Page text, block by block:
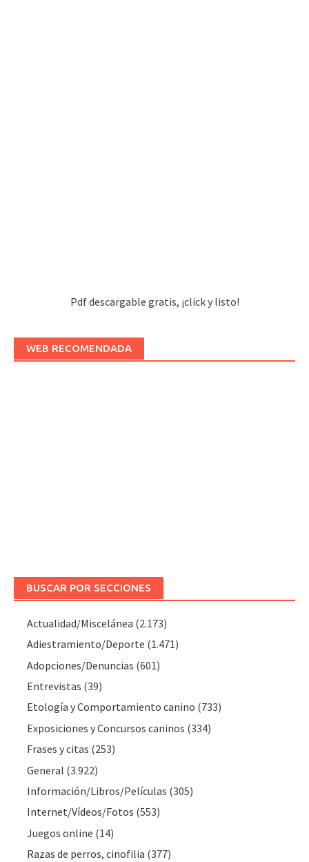
Pdf descargable gratis, ¡click y listo!
WEB RECOMENDADA
BUSCAR POR SECCIONES
Actualidad/Miscelánea (2.173)
Adiestramiento/Deporte (1.471)
Adopciones/Denuncias (601)
Entrevistas (39)
Etología y Comportamiento canino (733)
Exposiciones y Concursos caninos (334)
Frases y citas (253)
General (3.922)
Información/Libros/Películas (305)
Internet/Vídeos/Fotos (553)
Juegos online (14)
Razas de perros, cinofilia (377)